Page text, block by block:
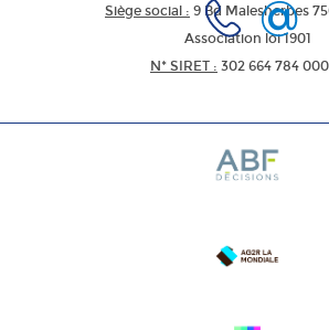
Siège social : 9 Bd Malesherbes
Association loi 1901
N* SIRET : 302 664 784